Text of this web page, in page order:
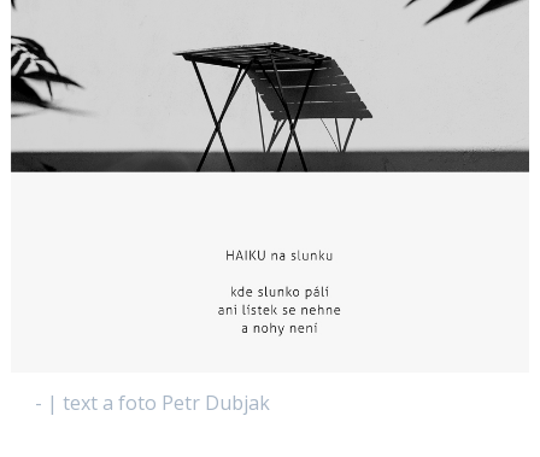
- | text a foto Petr Dubjak